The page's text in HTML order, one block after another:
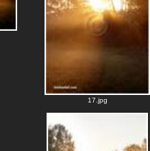
17.jpg